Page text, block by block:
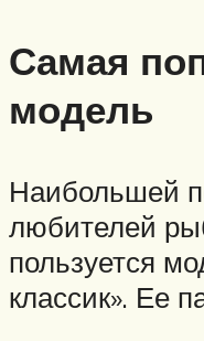
Самая
модель
Наибольшей
любителей
пользуется
классик». Ее